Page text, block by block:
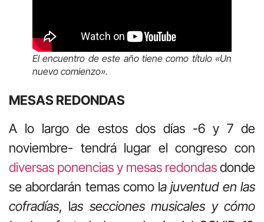
El encuentro de este año tiene como título «Un
nuevo comienzo».
MESAS REDONDAS
A lo largo de estos dos días -6 y 7 de
noviembre- tendrá lugar el congreso con
diversas ponencias y mesas redondasdonde
se abordarán temas como la juventud en las
cofradías, las secciones musicales y cómo